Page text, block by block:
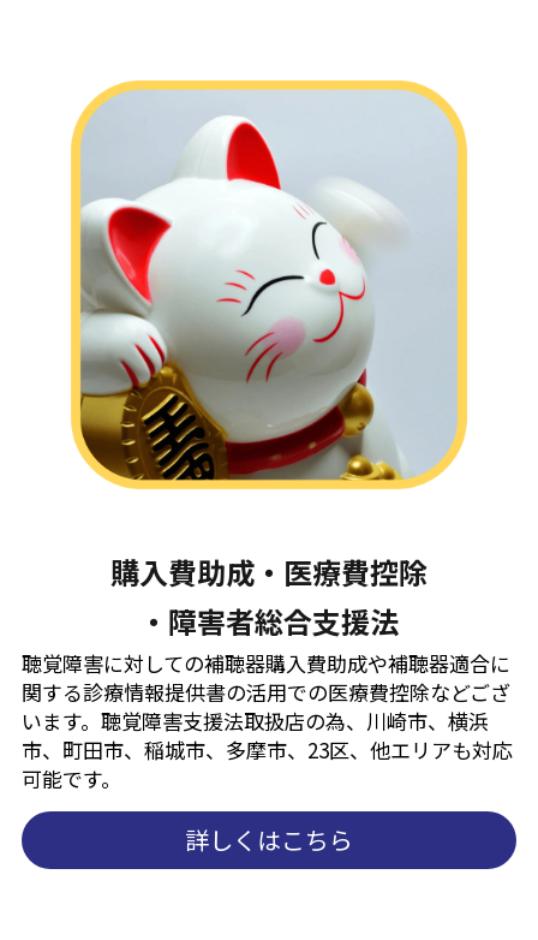
購入費助成・医療費控除
・障害者総合支援法
聴覚障害に対しての補聴器購入費助成や補聴器適合に
関する診療情報提供書の活用での医療費控除などござ
います。聴覚障害支援法取扱店の為、川崎市、横浜
市、町田市、稲城市、多摩市、23区、他エリアも対応
可能です。
詳しくはこちら